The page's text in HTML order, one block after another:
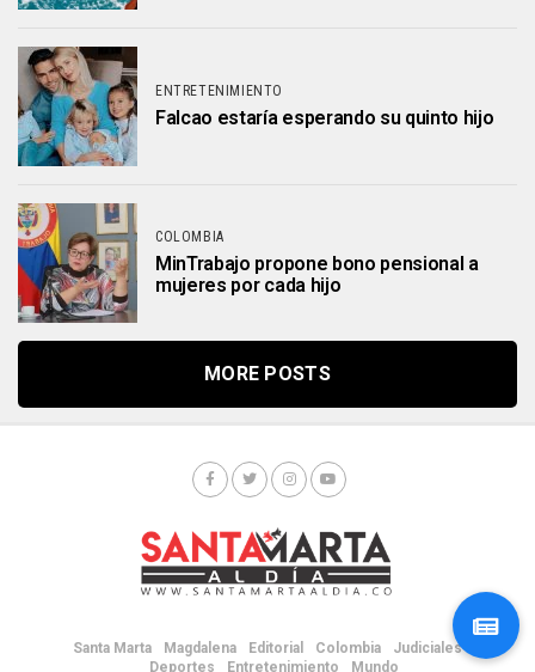
ENTRETENIMIENTO
Falcao estaría esperando su quinto hijo
COLOMBIA
MinTrabajo propone bono pensional a
mujeres por cada hijo
MORE POSTS
Santa Marta Magdalena Editorial Colombia
Judiciales
Deportes
Entretenimiento Mundo